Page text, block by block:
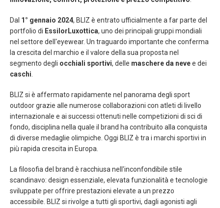
Dal 1° gennaio 2024, BLIZ è entrato ufficialmente a far parte del
portfolio di EssilorLuxottica, uno dei principali gruppi mondiali
nel settore dell'eyewear. Un traguardo importante che conferma
la crescita del marchio e il valore della sua proposta nel
segmento degli occhiali sportivi, delle maschere da nevee dei
caschi
BLIZ si è affermato rapidamente nel panorama degli sport
outdoor grazie alle numerose collaborazioni con atleti di livello
internazionale e ai successi ottenuti nelle competizioni di sci di
fondo, disciplina nella quale il brand ha contribuito alla conquista
di diverse medaglie olimpiche. Oggi BLIZ è tra i marchi sportivi in
più rapida crescita in Europa.
La filosofia del brand è racchiusa nell'inconfondibile stile
scandinavo: design essenziale, elevata funzionalità e tecnologie
sviluppate per offrire prestazioni elevate a un prezzo
accessibile. BLIZ si rivolge a tutti gli sportivi, dagli agonisti agli